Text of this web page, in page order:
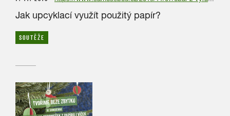
Jak upcyklací využít použitý papír?
SOUTĚŽE